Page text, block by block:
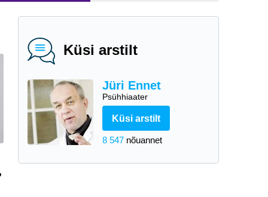
Küsi arstilt
Jüri Ennet
Psühhiaater
Küsi arstilt
8 547 nõuannet